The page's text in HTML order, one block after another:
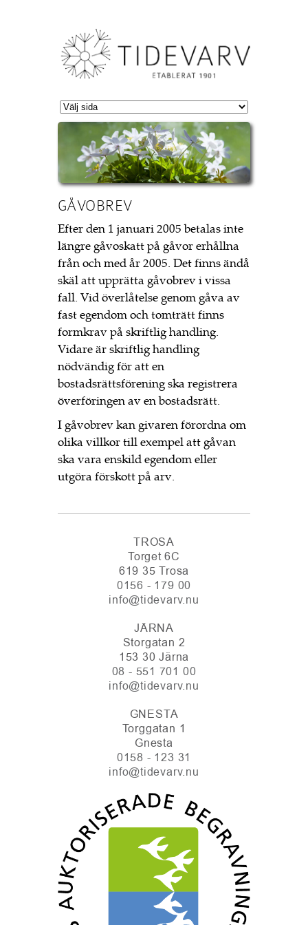
GÅVOBREV
Efter den 1 januari 2005 betalas inte
längre gåvoskatt på gåvor erhållna
från och med år 2005. Det finns ändå
skäl att upprätta gåvobrev i vissa
fall. Vid överlåtelse genom gåva av
fast egendom och tomträtt finns
formkrav på skriftlig handling.
Vidare är skriftlig handling
nödvändig för att en
bostadsrättsförening ska registrera
överföringen av en bostadsrätt.
I gåvobrev kan givaren förordna om
olika villkor till exempel att gåvan
ska vara enskild egendom eller
utgöra förskott på arv.
TROSA
Torget 6C
619 35 Trosa
0156 - 179 00
info@tidevarv.nu
JÄRNA
Storgatan 2
153 30 Järna
08 - 551 701 00
info@tidevarv.nu
GNESTA
Torggatan 1
Gnesta
0158 - 123 31
info@tidevarv.nu